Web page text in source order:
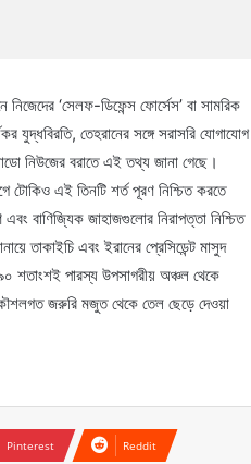
‘সেলফ-ডিফেন্স ফোর্সেস’ বা সামরিক
যুদ্ধবিরতি, তেহরানের সঙ্গে সরাসরি যোগাযোগ
নিউজের বরাতে এই তথ্য জানা গেছে।
টোকিও এই তিনটি শর্ত পূরণ নিশ্চিত করতে
বাণিজ্যিক জাহাজগুলোর নিরাপত্তা নিশ্চিত
তাকাইচি এবং ইরানের প্রেসিডেন্ট মাসুদ
শতাংশই পারস্য উপসাগরীয় অঞ্চল থেকে
কৌশলগত জরুরি মজুত থেকে তেল ছেড়ে দেওয়া
Pinterest Reddit